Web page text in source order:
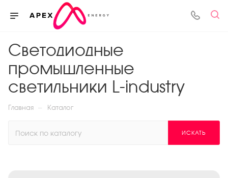
Светодиодные
промышленные
светильники L-industry
Главная — Каталог
ИСКАТЬ